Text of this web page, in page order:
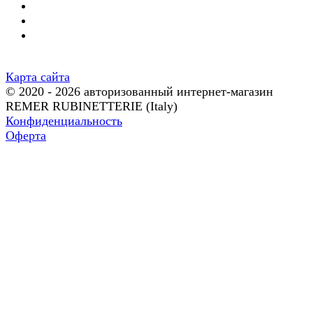
Карта сайта
© 2020 - 2026 авторизованный интернет-магазин
REMER RUBINETTERIE (Italy)
Конфиденциальность
Оферта